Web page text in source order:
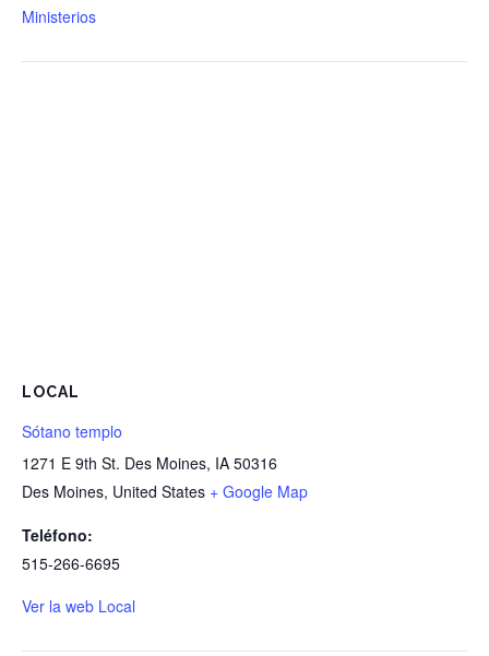
Ministerios
LOCAL
Sótano templo
1271 E 9th St. Des Moines, IA 50316
Des Moines, United States + Google Map
Teléfono:
515-266-6695
Ver la web Local